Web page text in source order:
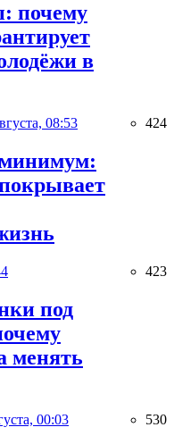
почему
в
08:53 424
423
под
менять
00:03 530